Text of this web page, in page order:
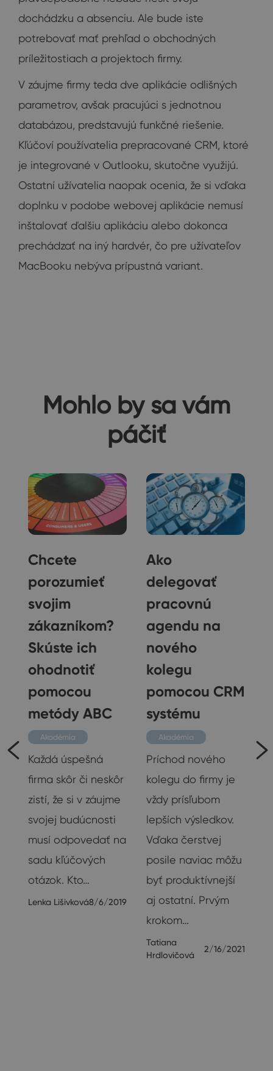
dochádzku a absenciu. Ale bude iste
potrebovať mať prehľad o obchodných
príležitostiach a projektoch firmy.
V záujme firmy teda dve aplikácie odlišných
parametrov, avšak pracujúci s jednotnou
databázou, predstavujú funkčné riešenie.
Kľúčoví používatelia prepracované CRM, ktoré
je integrované v Outlooku, skutočne využijú.
Ostatní užívatelia naopak ocenia, že si vďaka
doplnku v podobe webovej aplikácie nemusí
inštalovať ďalšiu aplikáciu alebo dokonca
prechádzať na iný hardvér, čo pre užívateľov
MacBooku nebýva prípustná variant.
Mohlo by sa vám
páčiť
Chcete
porozumieť
svojim
zákazníkom?
Skúste ich
ohodnotiť
pomocou
metódy ABC
Akadémia
Každá úspešná
firma skôr či neskôr
zistí, že si v záujme
svojej budúcnosti
musí odpovedať na
sadu kľúčových
otázok. Kto…
Lenka Lišivková8/6/2019
Ako
delegovať
pracovnú
agendu na
nového
kolegu
pomocou CRM
systému
Akadémia
Príchod nového
kolegu do firmy je
vždy prísľubom
lepších výsledkov.
Vďaka čerstvej
posile naviac môžu
byť produktívnejší
aj ostatní. Prvým
krokom…
Tatiana
Hrdlovičová
2/16/2021